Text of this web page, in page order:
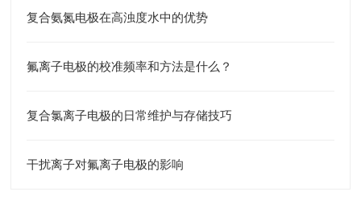
复合氨氮电极在高浊度水中的优势
氟离子电极的校准频率和方法是什么？
复合氯离子电极的日常维护与存储技巧
干扰离子对氟离子电极的影响